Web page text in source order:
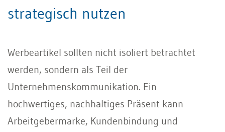
strategisch nutzen
Werbeartikel sollten nicht isoliert betrachtet
werden, sondern als Teil der
Unternehmenskommunikation. Ein
hochwertiges, nachhaltiges Präsent kann
Arbeitgebermarke, Kundenbindung und